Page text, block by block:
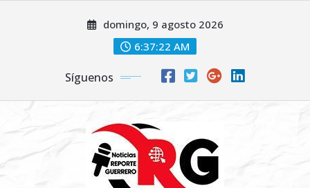
domingo, 9 agosto 2026
6:37:22 AM
Síguenos